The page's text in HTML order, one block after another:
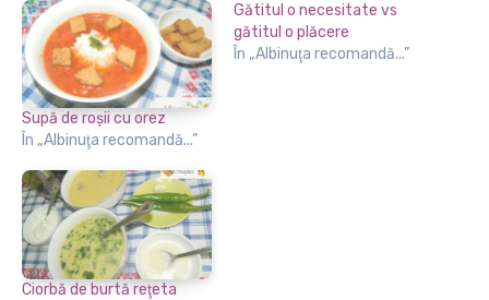
Supă de roşii cu orez
În „Albinuţa recomandă...”
Gătitul o necesitate vs
gătitul o plăcere
În „Albinuţa recomandă...”
Ciorbă de burtă reţeta